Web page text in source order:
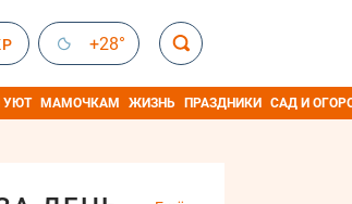
+28°
УЮТ МАМОЧКАМ ЖИЗНЬ ПРАЗДНИКИ САД И